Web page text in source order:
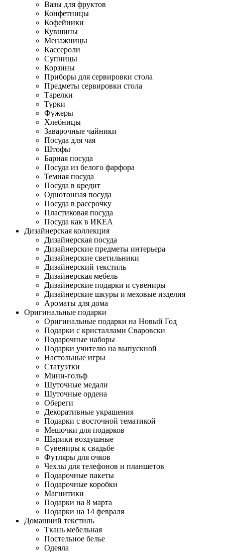
Вазы для фруктов
Конфетницы
Кофейники
Кувшины
Менажницы
Кассероли
Супницы
Корзины
Приборы для сервировки стола
Предметы сервировки стола
Тарелки
Турки
Фужеры
Хлебницы
Заварочные чайники
Посуда для чая
Штофы
Барная посуда
Посуда из белого фарфора
Темная посуда
Посуда в кредит
Однотонная посуда
Посуда в рассрочку
Пластиковая посуда
Посуда как в ИКЕА
Дизайнерская коллекция
Дизайнерская посуда
Дизайнерские предметы интерьера
Дизайнерские светильники
Дизайнерский текстиль
Дизайнерская мебель
Дизайнерские подарки и сувениры
Дизайнерские шкуры и меховые изделия
Ароматы для дома
Оригинальные подарки
Оригинальные подарки на Новый Год
Подарки с кристаллами Сваровски
Подарочные наборы
Подарки учителю на выпускной
Настольные игры
Статуэтки
Мини-гольф
Шуточные медали
Шуточные ордена
Обереги
Декоративные украшения
Подарки с восточной тематикой
Мешочки для подарков
Шарики воздушные
Сувениры к свадьбе
Футляры для очков
Чехлы для телефонов и планшетов
Подарочные пакеты
Подарочные коробки
Магнитики
Подарки на 8 марта
Подарки на 14 февраля
Домашний текстиль
Ткань мебельная
Постельное белье
Одеяла